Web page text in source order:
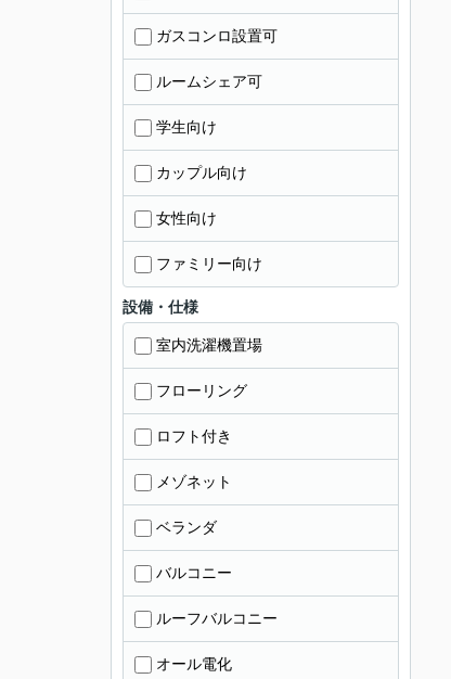
ガスコンロ設置可
ルームシェア可
学生向け
カップル向け
女性向け
ファミリー向け
設備・仕様
室内洗濯機置場
フローリング
ロフト付き
メゾネット
ベランダ
バルコニー
ルーフバルコニー
オール電化